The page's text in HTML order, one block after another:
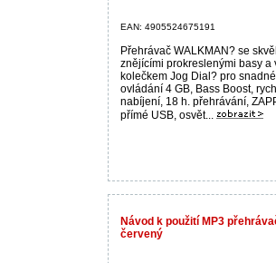
EAN: 4905524675191
Přehrávač WALKMAN? se
znějícími prokreslenými basy a
kolečkem Jog Dial? pro snadné
ovládání 4 GB, Bass Boost,
nabíjení, 18 h. přehrávání,
přímé USB, osvět...
Návod k použití MP3
červený